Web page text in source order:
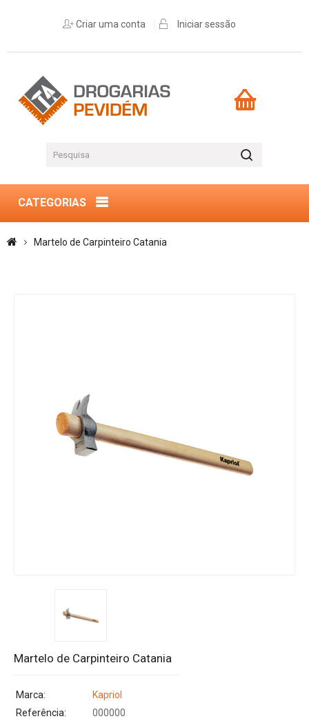
Criar uma conta Iniciar sessão
CATEGORIAS
Martelo de Carpinteiro Catania
Martelo de Carpinteiro Catania
Marca:
Kapriol
Referência:
000000